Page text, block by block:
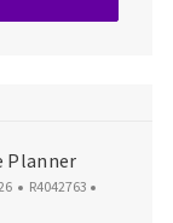
Planner
ID du poste
R4042763